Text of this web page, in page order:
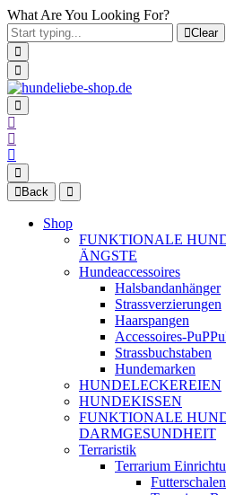
What Are You Looking For?
Clear
Back
Shop
FUNKTIONALE
ÄNGSTE
Hundeaccessoires
Halsbandanhänger
Strassverzierungen
Haarspangen
Accessoires-
Strassbuchstaben
Hundemarken
HUNDELECKEREIEN
HUNDEKISSEN
FUNKTIONALE
DARMGESUNDHEIT
Terraristik
Terrarium